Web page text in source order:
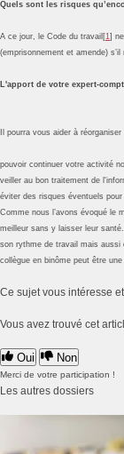
Quels sont les risques
A ce jour, le Code du travail[1 ]
(emprisonnement et amende)
L'apport de votre expert-
Il pourra vous aider à
pouvoir continuer votre activité
veiller au bon traitement de
éviter des risques éventuels
Comme nous l’avons évoqué le
meilleur sans y laisser leur
son rythme de travail mais aussi
collègue en binôme peut être
Ce sujet vous intéresse
Vous avez trouvé cet
Oui Non
Merci de votre participation !
Les autres dossiers